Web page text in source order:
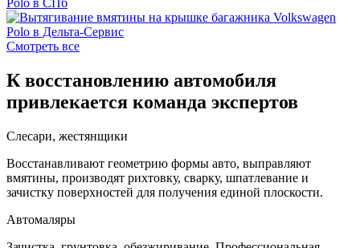
Смотреть все
К восстановлению автомобиля
привлекается команда экспертов
Слесари, жестянщики
Восстанавливают геометрию формы авто, выправляют
вмятины, производят рихтовку, сварку, шпатлевание и
зачистку поверхностей для получения единой плоскости.
Автомаляры